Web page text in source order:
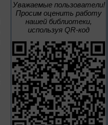
Уважаемые пользователи!
Просим оценить работу
нашей библиотеки,
используя QR-код
1 – 31 августа
Фаина Раневская:
собой
К 130-летию Ф. Г. Раневской
1 – 31 августа
Самоцветы Дальнего
Востока